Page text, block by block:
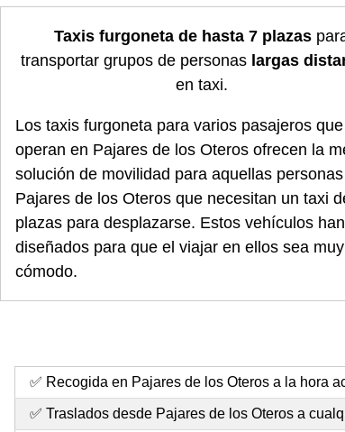
Taxis furgoneta de hasta 7 plazas
transportar grupos de personas largas
en taxi.
Los taxis furgoneta para varios pasajeros que
operan en Pajares de los Oteros ofrecen la
solución de movilidad para aquellas
Pajares de los Oteros que necesitan un taxi
plazas para desplazarse. Estos vehículos
diseñados para que el viajar en ellos sea muy
cómodo.
✅ Recogida en Pajares de los Oteros a la hora
✅ Traslados desde Pajares de los Oteros a